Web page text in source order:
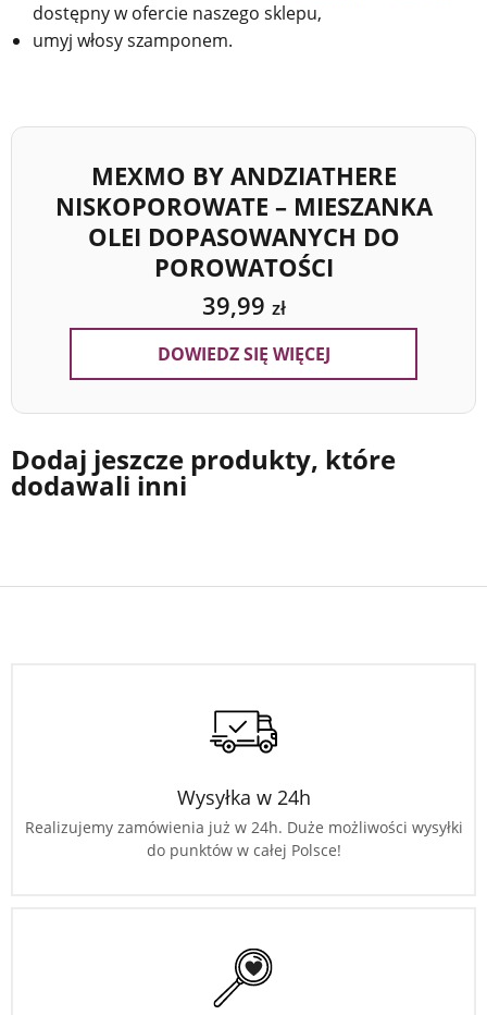
dostępny w ofercie naszego sklepu,
umyj włosy szamponem.
MEXMO BY ANDZIATHERE
NISKOPOROWATE – MIESZANKA
OLEI DOPASOWANYCH DO
POROWATOŚCI
39,99 zł
DOWIEDZ SIĘ WIĘCEJ
Dodaj jeszcze produkty, które
dodawali inni
Wysyłka w 24h
Realizujemy zamówienia już w 24h. Duże możliwości wysyłki
do punktów w całej Polsce!